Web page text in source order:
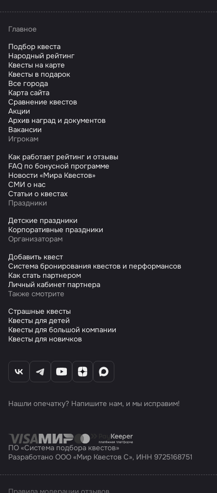
Главное
Подбор квеста
Народный рейтинг
Квесты на карте
Квесты в подарок
Все города
Карта сайта
Сравнение квестов
Акции
Архив наград и документов
Вакансии
Игрокам
Как работает рейтинг и отзывы
FAQ по бонусной программе
Новости «Мира Квестов»
СМИ о нас
Статьи о квестах
Праздники
Детские праздники
Корпоративные праздники
Организаторам
Добавить квест
Система бронирования квестов и перформансов
Как стать партнером
Личный кабинет партнера
Также смотрите
Страшные квесты
Квесты для детей
Квесты для большой компании
Квесты для новичков
Нашли опечатку? Напишите нам, и мы исправим!
ПО «Система подбора квестов»
Разработано ООО «Мир Квестов С», ИНН 9725168751